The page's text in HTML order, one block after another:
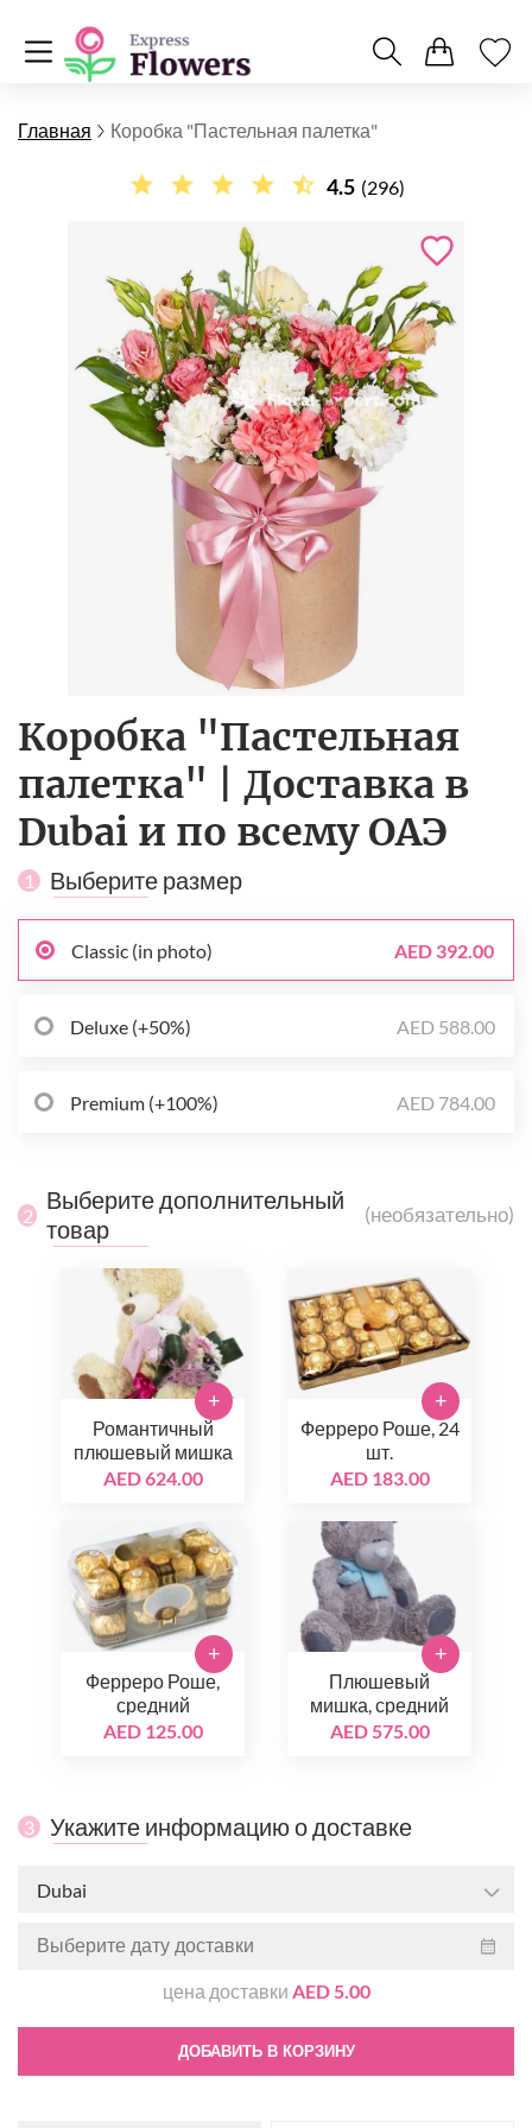
Главная Коробка "Пастельная палетка"
4.5 (296)
Коробка "Пастельная
палетка" | Доставка в
Dubai и по всему ОАЭ
1 Выберите размер
Classic (in photo) AED 392.00
Deluxe (+50%) AED 588.00
Premium (+100%) AED 784.00
2
Выберите дополнительный
товар
(необязательно)
Романтичный
плюшевый мишка
AED 624.00
+
Ферреро Роше, 24
шт.
AED 183.00
+
Ферреро Роше,
средний
AED 125.00
+
Плюшевый
мишка, средний
AED 575.00
+
3 Укажите информацию о доставке
Dubai
цена доставки AED 5.00
ДОБАВИТЬ В КОРЗИНУ